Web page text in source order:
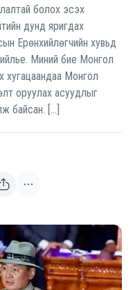
болох эсэх
дунд яригдах
Ерөнхийлөгчийн хувьд
Миний бие Монгол
хугацаандаа Монгол
оруулах асуудлыг
байсан. […]